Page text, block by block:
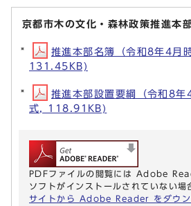
京都市木の文化・森林政策推進本
推進本部名簿（令和8年4月
131.45KB)
推進本部設置要綱（令和8
式, 118.91KB)
PDFファイルの閲覧には Adobe
ソフトがインストールされていない場
サイトから Adobe Reader をダウン